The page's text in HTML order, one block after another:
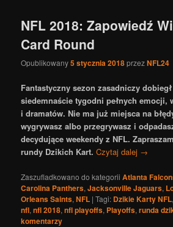
NFL 2018: Zapowiedź
Card Round
Opublikowany5 stycznia 2018przezNFL24
Fantastyczny sezon zasadniczy
siedemnaście tygodni pełnych emocji,
i dramatów. Nie ma już miejsca na
wygrywasz albo przegrywasz i
decydujące weekendy z NFL.
rundy Dzikich Kart. Czytaj dalej →
Zaszufladkowano do kategorii Atlanta
Carolina Panthers,Jacksonville Jaguars,
Orleans Saints,NFL |Tagi: Dzikie Karty NFL
nfl,nfl 2018,nfl playoffs, Playoffs,runda
komentarzy